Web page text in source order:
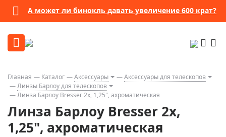
А может ли бинокль давать увеличение 600 крат?
Главная Каталог Аксессуары
Аксессуары для телескопов
Линзы Барлоу для телескопов
Линза Барлоу Bresser 2x, 1,25", ахроматическая
Линза Барлоу Bresser 2x,
1,25", ахроматическая